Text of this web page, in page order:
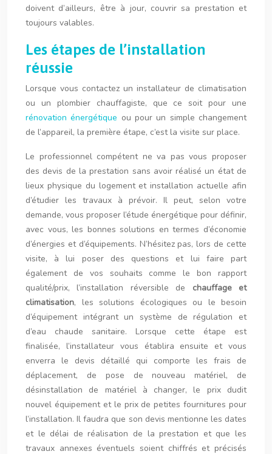
doivent d’ailleurs, être à jour, couvrir sa prestation et
toujours valables.
Les étapes de l’installation
réussie
Lorsque vous contactez un installateur de climatisation
ou un plombier chauffagiste, que ce soit pour une
rénovation énergétique ou pour un simple changement
de l’appareil, la première étape, c’est la visite sur place.
Le professionnel compétent ne va pas vous proposer
des devis de la prestation sans avoir réalisé un état de
lieux physique du logement et installation actuelle afin
d’étudier les travaux à prévoir. Il peut, selon votre
demande, vous proposer l’étude énergétique pour définir,
avec vous, les bonnes solutions en termes d’économie
d’énergies et d’équipements. N’hésitez pas, lors de cette
visite, à lui poser des questions et lui faire part
également de vos souhaits comme le bon rapport
qualité/prix, l’installation réversible de chauffage et
climatisation, les solutions écologiques ou le besoin
d’équipement intégrant un système de régulation et
d’eau chaude sanitaire. Lorsque cette étape est
finalisée, l’installateur vous établira ensuite et vous
enverra le devis détaillé qui comporte les frais de
déplacement, de pose de nouveau matériel, de
désinstallation de matériel à changer, le prix dudit
nouvel équipement et le prix de petites fournitures pour
l’installation. Il faudra que son devis mentionne les dates
et le délai de réalisation de la prestation et que les
travaux annexes éventuels soient chiffrés et précisés